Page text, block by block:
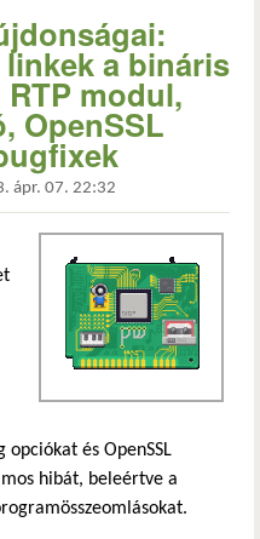
a bináris
modul,
OpenSSL
ápr. 07. 22:32
opciókat és OpenSSL
hibát, beleértve a